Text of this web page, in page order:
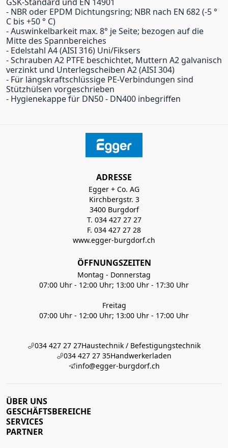
- NBR oder EPDM Dichtungsring; NBR nach EN 682 (-5 °
C bis +50 ° C)
- Auswinkelbarkeit max. 8° je Seite; bezogen auf die
Mitte des Spannbereiches
- Edelstahl A4 (AISI 316) Uni/Fiksers
- Schrauben A2 PTFE beschichtet, Muttern A2 galvanisch
verzinkt und Unterlegscheiben A2 (AISI 304)
- Für längskraftschlüssige PE-Verbindungen sind
Stützhülsen vorgeschrieben
- Hygienekappe für DN50 - DN400 inbegriffen
ADRESSE
Egger + Co. AG
Kirchbergstr. 3
3400 Burgdorf
T. 034 427 27 27
F. 034 427 27 28
www.egger-burgdorf.ch
ÖFFNUNGSZEITEN
Montag - Donnerstag
07:00 Uhr - 12:00 Uhr; 13:00 Uhr - 17:30 Uhr
Freitag
07:00 Uhr - 12:00 Uhr; 13:00 Uhr - 17:00 Uhr
034 427 27 27Haustechnik / Befestigungstechnik
034 427 27 35Handwerkerladen
info@egger-burgdorf.ch
ÜBER UNS
GESCHÄFTSBEREICHE
SERVICES
PARTNER